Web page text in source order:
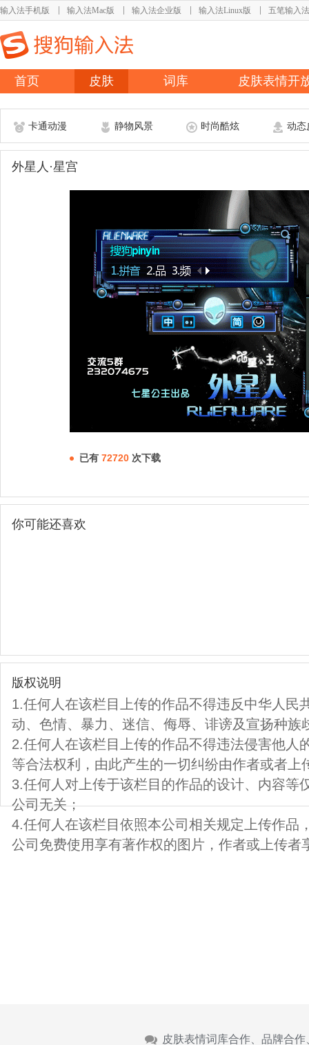
输入法手机版 输入法Mac版 输入法企业版 输入法Linux版 五笔输入法
首页 皮肤 词库 皮肤表情开
卡通动漫 静物风景 时尚酷炫 动态
外星人·星宫
已有 72720 次下载
你可能还喜欢
版权说明
1.任何人在该栏目上传的作品不得违反中华人民
动、色情、暴力、迷信、侮辱、诽谤及宣扬种族
2.任何人在该栏目上传的作品不得违法侵害他人
等合法权利，由此产生的一切纠纷由作者或者上
3.任何人对上传于该栏目的作品的设计、内容等
公司无关；
4.任何人在该栏目依照本公司相关规定上传作品
公司免费使用享有著作权的图片，作者或上传者
皮肤表情词库合作、品牌合